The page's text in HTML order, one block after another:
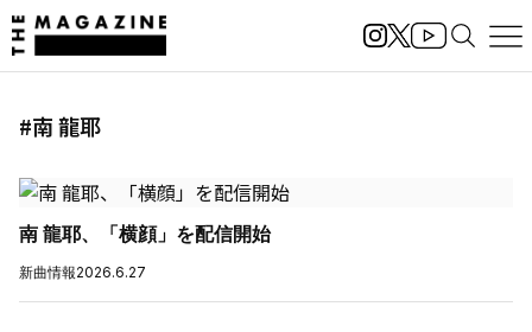
#南 龍耶
南 龍耶、「横顔」を配信開始
新曲情報2026.6.27